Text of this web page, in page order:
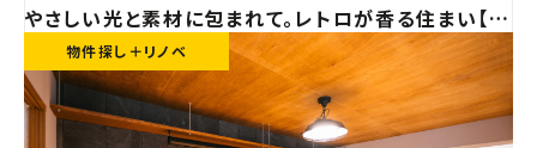
やさしい光と素材に包まれて。レトロが香る住まい【東
京都品川区 マンションリノベーション】
物件探し＋リノベ